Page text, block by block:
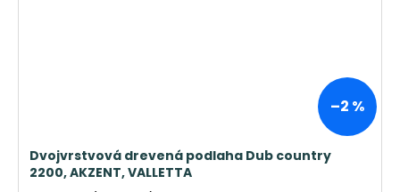
–2 %
Dvojvrstvová drevená podlaha Dub country
2200, AKZENT, VALLETTA